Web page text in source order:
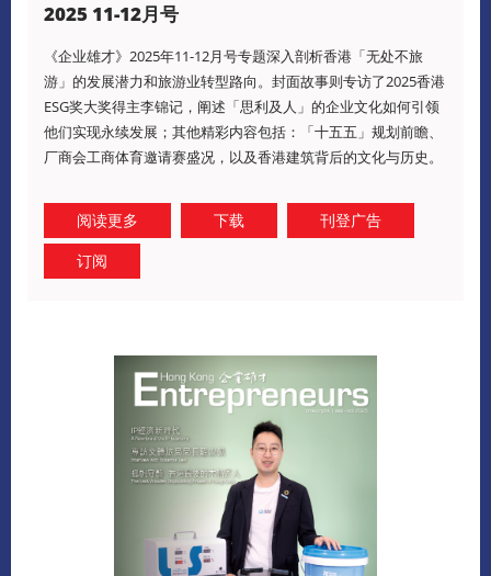
2025 11-12月号
《企业雄才》2025年11-12月号专题深入剖析香港「无处不旅
游」的发展潜力和旅游业转型路向。封面故事则专访了2025香港
ESG奖大奖得主李锦记，阐述「思利及人」的企业文化如何引领
他们实现永续发展；其他精彩内容包括：「十五五」规划前瞻、
厂商会工商体育邀请赛盛况，以及香港建筑背后的文化与历史。
阅读更多 下载
刊登广告
订阅